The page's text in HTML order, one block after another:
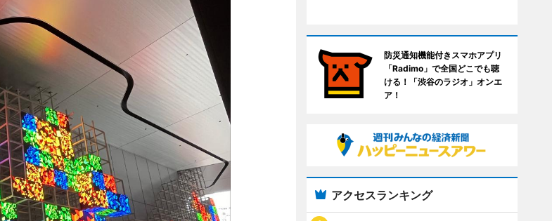
防災通知機能付きスマホアプリ
「Radimo」で全国どこでも聴
ける！「渋谷のラジオ」オンエ
ア！
アクセスランキング